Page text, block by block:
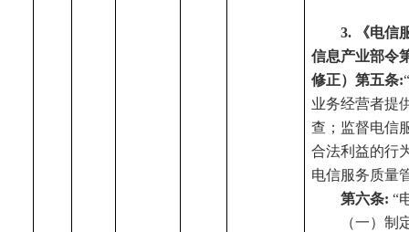
3.
《电信
信息产业部令
修正）第五条:
业务经营者提
查；监督电信
合法利益的行
电信服务质量
第六条: “
（一）